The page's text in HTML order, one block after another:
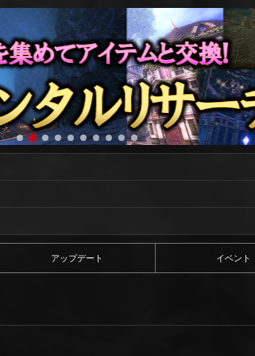
アップデート イベント